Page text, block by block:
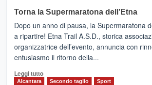
BROOKS
SuperMaratona
dell’Etna,
presentata
l’edizione
2026
Torna la Supermaratona dell’Etna
Dopo un anno di pausa, la Supermaratona
a ripartire! Etna Trail A.S.D., storica
organizzatrice dell’evento, annuncia con
entusiasmo il ritorno della...
Leggi tuttoLeggi
Alcantara Secondo taglio Sport